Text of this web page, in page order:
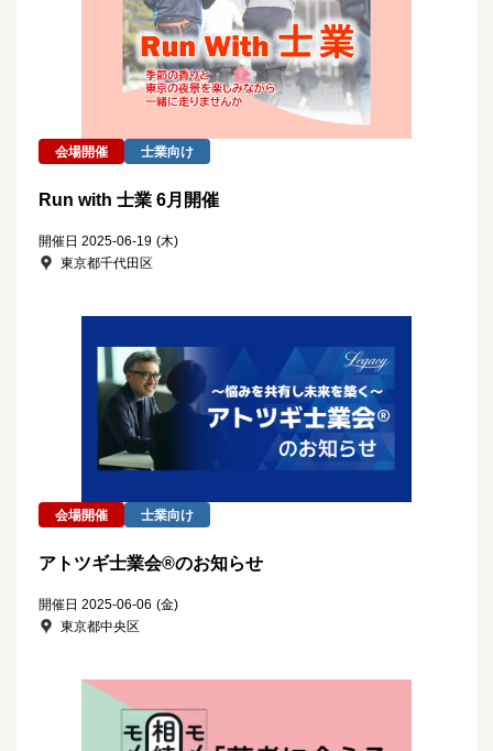
会場開催 士業向け
Run with 士業 6月開催
開催日 2025-06-19 (木)
東京都千代田区
会場開催 士業向け
アトツギ士業会®のお知らせ
開催日 2025-06-06 (金)
東京都中央区